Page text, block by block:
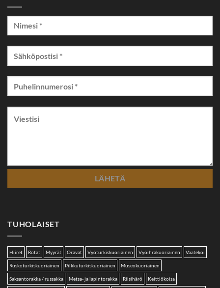
TUHOLAISET
Hiiret Rotat Myyrät Oravat Vyöturkiskuoriainen Vyöihrakuoriainen Vaatekoi
Ruskoturkiskuoriainen Pilkkuturkiskuoriainen Museokuoriainen
Saksantorakka / russakka Metsa- ja lapintorakka Riisihärö Keittiökoisa